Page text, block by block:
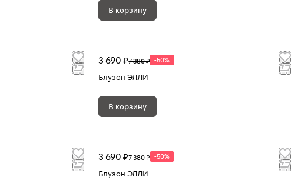
В корзину
3 690 ₽7 380 ₽ -50%
Блузон ЭЛЛИ
В корзину
3 690 ₽7 380 ₽ -50%
Блузон ЭЛЛИ